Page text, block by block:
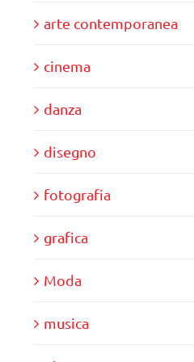
arte contemporanea
cinema
danza
disegno
fotografia
grafica
Moda
musica